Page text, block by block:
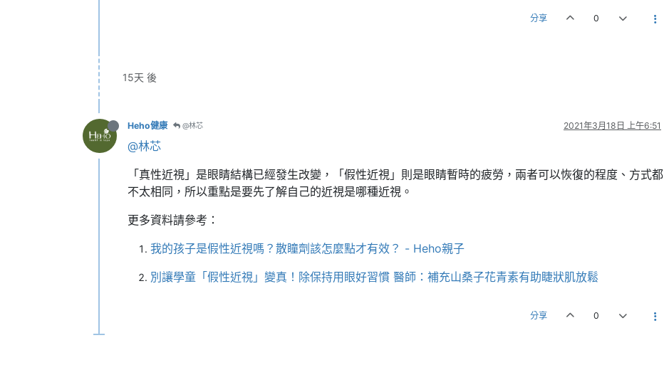
分享 0
15天 後
Heho健康 @林芯 2021年3月18日 上午6:51
@林芯
「真性近視」是眼睛結構已經發生改變，「假性近視」則是眼睛暫時的疲勞，兩者可以恢復的程度、方式都
不太相同，所以重點是要先了解自己的近視是哪種近視。
更多資料請參考：
我的孩子是假性近視嗎？散瞳劑該怎麼點才有效？ - Heho親子
別讓學童「假性近視」變真！除保持用眼好習慣 醫師：補充山桑子花青素有助睫狀肌放鬆
分享 0